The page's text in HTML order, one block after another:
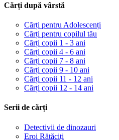
Cărți după vârstă
Cărți pentru Adolescenți
Cărți pentru copilul tău
Cărți copii 1 - 3 ani
Cărți copii 4 - 6 ani
Cărți copii 7 - 8 ani
Cărți copii 9 - 10 ani
Cărți copii 11 - 12 ani
Cărți copii 12 - 14 ani
Serii de cărți
Detectivii de dinozauri
Eroi Rătăciți